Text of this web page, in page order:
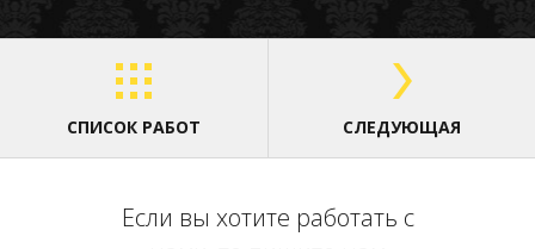
СПИСОК РАБОТ СЛЕДУЮЩАЯ
Если вы хотите работать с